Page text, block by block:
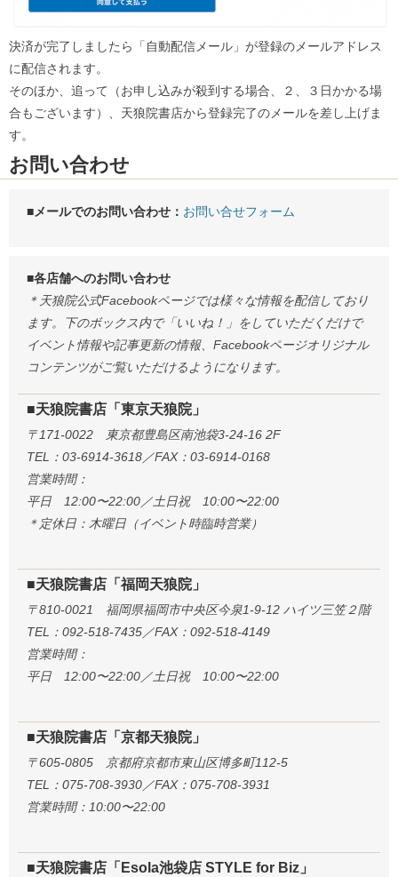
決済が完了しましたら「自動配信メール」が登録のメールアドレス
に配信されます。
そのほか、追って（お申し込みが殺到する場合、２、３日かかる場
合もございます）、天狼院書店から登録完了のメールを差し上げま
す。
お問い合わせ
■メールでのお問い合わせ： お問い合せフォーム
■各店舗へのお問い合わせ
＊天狼院公式Facebookページでは様々な情報を配信しており
ます。下のボックス内で「いいね！」をしていただくだけで
イベント情報や記事更新の情報、Facebookページオリジナル
コンテンツがご覧いただけるようになります。
■天狼院書店「東京天狼院」
〒171-0022 東京都豊島区南池袋3-24-16 2F
TEL：03-6914-3618／FAX：03-6914-0168
営業時間：
平日 12:00〜22:00／土日祝 10:00〜22:00
＊定休日：木曜日（イベント時臨時営業）
■天狼院書店「福岡天狼院」
〒810-0021 福岡県福岡市中央区今泉1-9-12 ハイツ三笠２階
TEL：092-518-7435／FAX：092-518-4149
営業時間：
平日 12:00〜22:00／土日祝 10:00〜22:00
■天狼院書店「京都天狼院」
〒605-0805 京都府京都市東山区博多町112-5
TEL：075-708-3930／FAX：075-708-3931
営業時間：10:00〜22:00
■天狼院書店「Esola池袋店 STYLE for Biz」